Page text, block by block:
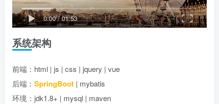
0:00/01:53
系统架构
前端：html | js | css | jquery | vue
后端： SpringBoot | mybatis
环境：jdk1.8+ | mysql | maven